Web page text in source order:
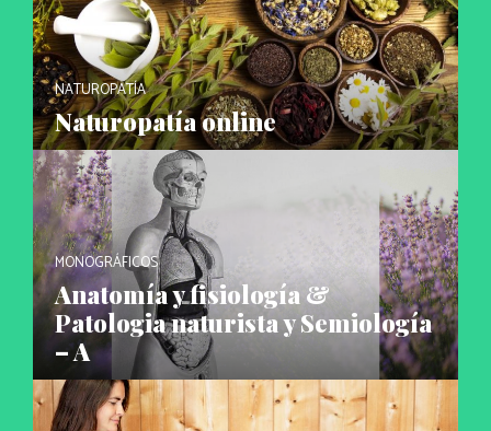
NATUROPATÍA
Naturopatía online
MONOGRÁFICOS
Anatomía y fisiología &
Patologia naturista y Semiología
– A